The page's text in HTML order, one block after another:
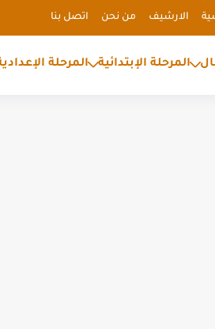
الارشيف من نحن اتصل بنا
المرحلة الإبتدائية المرحلة